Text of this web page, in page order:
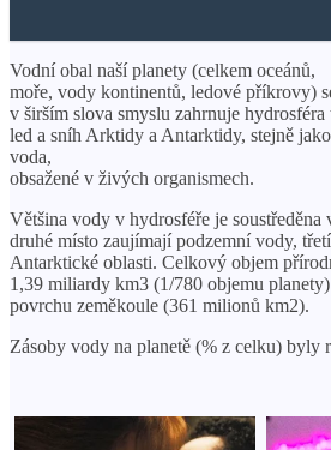
Vodní obal naší planety (celkem oceánů,
moře, vody kontinentů, ledové příkrovy)
v širším slova smyslu zahrnuje
led a sníh Arktidy a Antarktidy, stejně
voda,
obsažené v živých organismech.
Většina vody v hydrosféře je soustředěna
druhé místo zaujímají podzemní vody,
Antarktické oblasti. Celkový objem
1,39 miliardy km3 (1/780 objemu
povrchu zeměkoule (361 milionů km2).
Zásoby vody na planetě (% z celku) byly